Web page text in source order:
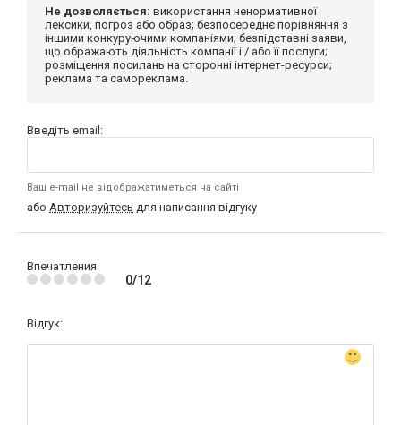
Не дозволяється: використання ненормативної
лексики, погроз або образ; безпосереднє порівняння з
іншими конкуруючими компаніями; безпідставні заяви,
що ображають діяльність компанії і / або її послуги;
розміщення посилань на сторонні інтернет-ресурси;
реклама та самореклама.
Введіть email:
Ваш e-mail не відображатиметься на сайті
або Авторизуйтесь для написання відгуку
Впечатления
0/12
Відгук: